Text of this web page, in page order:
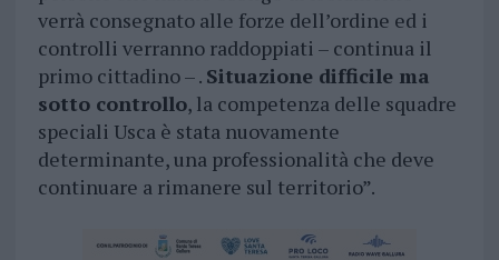
verrà consegnato alle forze dell’ordine ed i
controlli verranno raddoppiati – continua il
primo cittadino – . Situazione difficile ma
sotto controllo, la competenza delle squadre
speciali Usca è stata nuovamente
determinante, una professionalità che deve
continuare a rimanere sul territorio”.